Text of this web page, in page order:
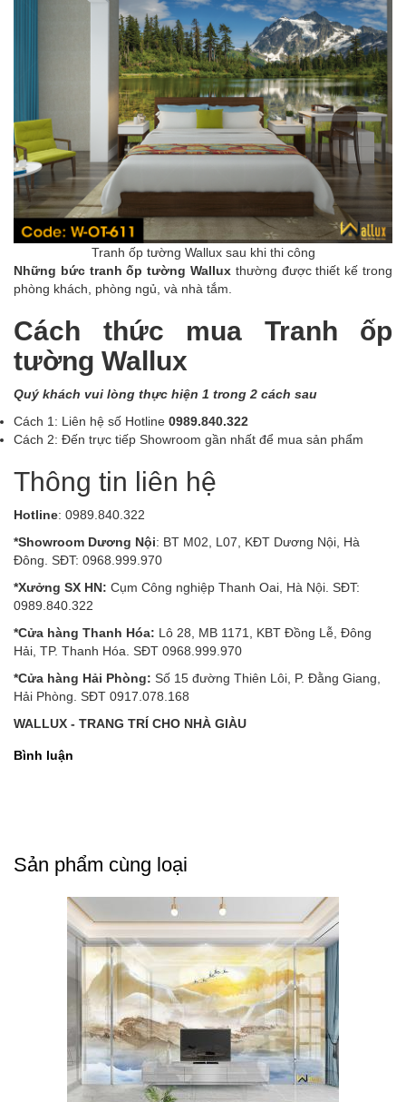
Tranh ốp tường Wallux sau khi thi công
Những bức tranh ốp tường Wallux thường được thiết kế trong
phòng khách, phòng ngủ, và nhà tắm.
Cách thức mua Tranh ốp
tường Wallux
Quý khách vui lòng thực hiện 1 trong 2 cách sau
Cách 1: Liên hệ số Hotline 0989.840.322
Cách 2: Đến trực tiếp Showroom gần nhất để mua sản phẩm
Thông tin liên hệ
Hotline: 0989.840.322
*Showroom Dương Nội: BT M02, L07, KĐT Dương Nội, Hà
Đông. SĐT: 0968.999.970
*Xưởng SX HN: Cụm Công nghiệp Thanh Oai, Hà Nội. SĐT:
0989.840.322
*Cửa hàng Thanh Hóa: Lô 28, MB 1171, KBT Đồng Lễ, Đông
Hải, TP. Thanh Hóa. SĐT 0968.999.970
*Cửa hàng Hải Phòng: Số 15 đường Thiên Lôi, P. Đằng Giang,
Hải Phòng. SĐT 0917.078.168
WALLUX - TRANG TRÍ CHO NHÀ GIÀU
Bình luận
Sản phẩm cùng loại